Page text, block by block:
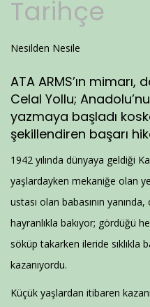
Tarihçe
Nesilden Nesile
ATA ARMS’ın
Celal Yollu;
yazmaya başladı
şekillendiren başarı
1942 yılında dünyaya geldiği
yaşlardayken mekaniğe olan
ustası olan babasının
hayranlıkla bakıyor; gördüğü
söküp takarken ileride sıklıkla
kazanıyordu.
Küçük yaşlardan itibaren